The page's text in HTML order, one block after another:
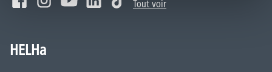
Tout voir
HELHa